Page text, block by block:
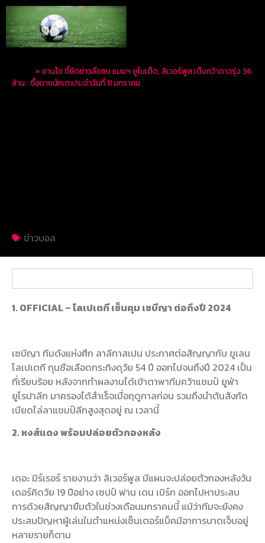
» ซานโช ชี้ชัดข่าวลือซบ แมนฯ ยูไนเต็ด, ลิเวอร์พูล เต็งคว้าดาวรุ่ง 36
ล้าน : ซื้อขายนักเตะประจำวันที่ 11 มกราคม
ข่าวบอล
1. OFFICIAL – โลเปเตกี เซ็นคุม เซบีญา ต่อถึงปี 2024
เซบีญา ทีมดังแห่งศึก ลาลีกาสเปน ประกาศต่อสัญญากับ ฆูเลน
โลเปเตกี กุนซือเลือดกระทิงดุวัย 54 ปี ออกไปจนถึงปี 2024 เป็น
ที่เรียบร้อย หลังจากทำผลงานได้เข้าตาพาทีมคว้าแชมป์ ยูฟ่า
ยูโรปาลีก มาครองได้สำเร็จเมื่อฤดูกาลก่อน รวมถึงนำต้นสังกัด
เบียดไล่ลาแชมป์ลีกสูงสุดอยู่ ณ เวลานี้
2. หงส์แดง พร้อมปล่อยตัวกองหลัง
เดอะ มิร์เรอร์ รายงานว่า ลิเวอร์พูล มีแผนจะปล่อยตัวกองหลังวัน
เดอร์คิดวัย 19 ปีอย่าง เซปป์ ฟาน เดน เบิร์ก ออกไปหาประสบ
การด้วยสัญญายืมตัวในช่วงเดือนมกราคมนี้ แม้ว่าทีมจะยังคง
ประสบปัญหาผู้เล่นในตำแหน่งเซ็นเตอร์แบ็คมีอาการบาดเจ็บอยู่
หลายรายก็ตาม